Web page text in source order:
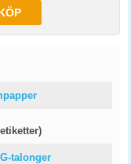
talonger